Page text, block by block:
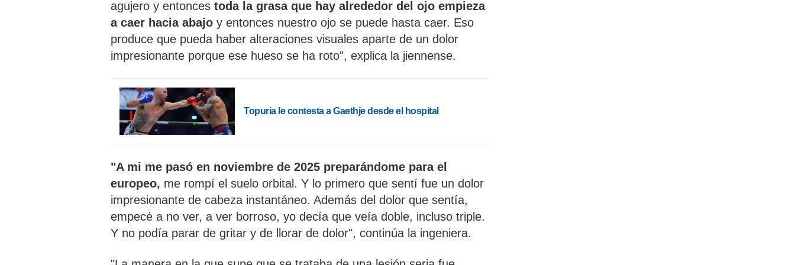
agujero y entonces toda la grasa que hay alrededor del ojo empieza
a caer hacia abajo y entonces nuestro ojo se puede hasta caer. Eso
produce que pueda haber alteraciones visuales aparte de un dolor
impresionante porque ese hueso se ha roto", explica la jiennense.
Topuria le contesta a Gaethje desde el hospital
"A mi me pasó en noviembre de 2025 preparándome para el
europeo, me rompí el suelo orbital. Y lo primero que sentí fue un dolor
impresionante de cabeza instantáneo. Además del dolor que sentía,
empecé a no ver, a ver borroso, yo decía que veía doble, incluso triple.
Y no podía parar de gritar y de llorar de dolor", continúa la ingeniera.